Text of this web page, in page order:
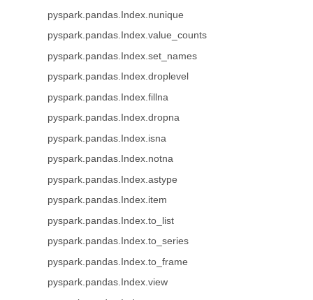
pyspark.pandas.Index.nunique
pyspark.pandas.Index.value_counts
pyspark.pandas.Index.set_names
pyspark.pandas.Index.droplevel
pyspark.pandas.Index.fillna
pyspark.pandas.Index.dropna
pyspark.pandas.Index.isna
pyspark.pandas.Index.notna
pyspark.pandas.Index.astype
pyspark.pandas.Index.item
pyspark.pandas.Index.to_list
pyspark.pandas.Index.to_series
pyspark.pandas.Index.to_frame
pyspark.pandas.Index.view